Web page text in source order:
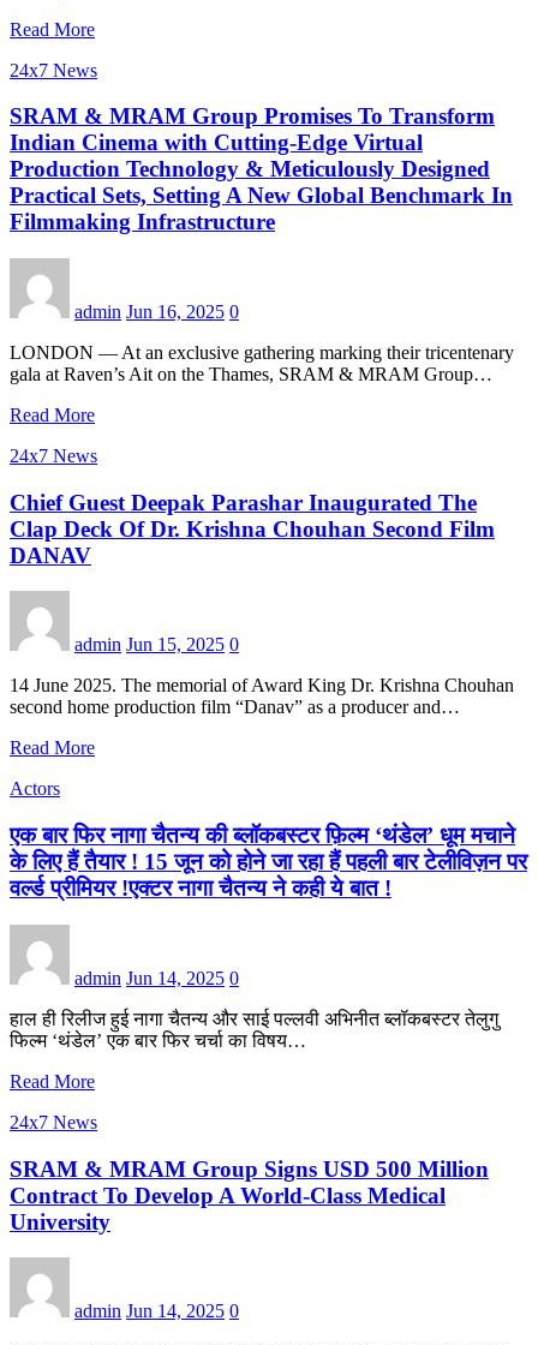
Read More
24x7 News
SRAM & MRAM Group Promises To Transform
Indian Cinema with Cutting-Edge Virtual
Production Technology & Meticulously Designed
Practical Sets, Setting A New Global Benchmark In
Filmmaking Infrastructure
admin Jun 16, 2025 0
LONDON — At an exclusive gathering marking their tricentenary
gala at Raven’s Ait on the Thames, SRAM & MRAM Group…
Read More
24x7 News
Chief Guest Deepak Parashar Inaugurated The
Clap Deck Of Dr. Krishna Chouhan Second Film
DANAV
admin Jun 15, 2025 0
14 June 2025. The memorial of Award King Dr. Krishna Chouhan
second home production film “Danav” as a producer and…
Read More
Actors
एक बार फिर नागा चैतन्य की ब्लॉकबस्टर फ़िल्म ‘थंडेल’ धूम मचाने
के लिए हैं तैयार ! 15 जून को होने जा रहा हैं पहली बार टेलीविज़न पर
वर्ल्ड प्रीमियर !एक्टर नागा चैतन्य ने कही ये बात !
admin Jun 14, 2025 0
हाल ही रिलीज हुई नागा चैतन्य और साई पल्लवी अभिनीत ब्लॉकबस्टर तेलुगु
फिल्म ‘थंडेल’ एक बार फिर चर्चा का विषय…
Read More
24x7 News
SRAM & MRAM Group Signs USD 500 Million
Contract To Develop A World-Class Medical
University
admin Jun 14, 2025 0